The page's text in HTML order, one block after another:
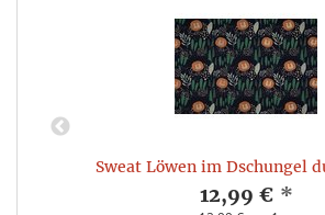
Sweat Löwen im Dschungel
12,99 € *